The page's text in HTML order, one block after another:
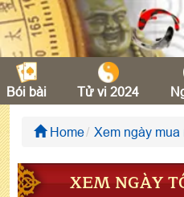
Bói bài Tử vi 2024
Home Xem ngày mua
XEM NGÀY